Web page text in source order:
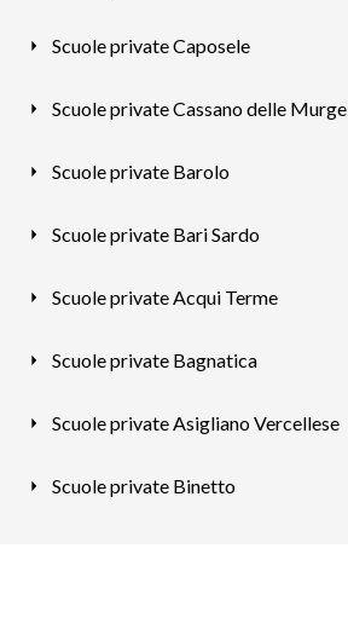
Scuole private Caposele
Scuole private Cassano delle Murge
Scuole private Barolo
Scuole private Bari Sardo
Scuole private Acqui Terme
Scuole private Bagnatica
Scuole private Asigliano Vercellese
Scuole private Binetto